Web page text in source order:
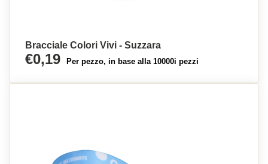
Bracciale Colori Vivi - Suzzara
€0,19 Per pezzo, in base alla 10000i pezzi